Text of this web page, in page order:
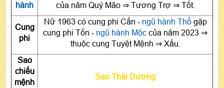
hành
của năm Quý Mão ⇒ Tương Trợ ⇒ Tốt.
Cung
phi
Nữ 1963 có cung phi Cấn - ngũ hành Thổgặp
cung phi Tốn - ngũ hành Mộc của năm 2023 ⇒
thuộc cung Tuyệt Mệnh ⇒ Xấu.
Sao
chiếu
mệnh
Sao Thái Dương